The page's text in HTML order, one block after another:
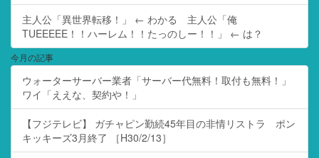
主人公「異世界転移！」 ← わかる 主人公「俺
TUEEEEE！！ハーレム！！たっのしー！！」 ← は？
今月の記事
ウォーターサーバー業者「サーバー代無料！取付も無料！」
ワイ「ええな、契約や！」
【フジテレビ】 ガチャピン勤続45年目の非情リストラ ポン
キッキーズ3月終了 ［H30/2/13］